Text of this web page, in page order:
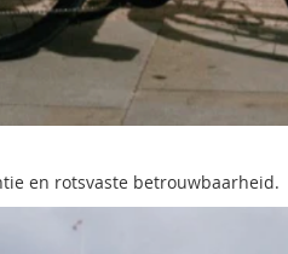
en rotsvaste betrouwbaarheid.